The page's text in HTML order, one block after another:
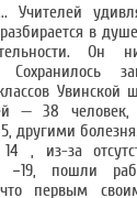
Учителей
в
Он
Сохранилось
— 38 человек,
другими
, из-за
−19, пошли
что первым